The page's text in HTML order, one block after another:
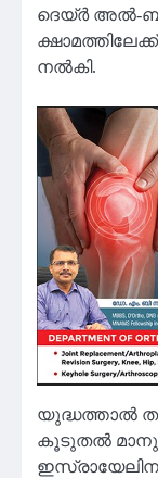
ദെയ്ർ അൽ-
നൽകി.
യുദ്ധത്താൽ
കൂടുതൽ